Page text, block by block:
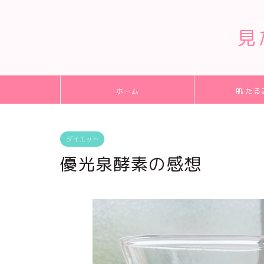
ホーム 肌 たる
ダイエット
優光泉酵素の感想